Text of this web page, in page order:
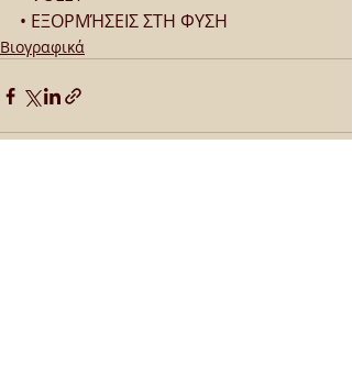
• ΕΞΟΡΜΉΣΕΙΣ ΣΤΗ ΦΥΣΗ
Βιογραφικά